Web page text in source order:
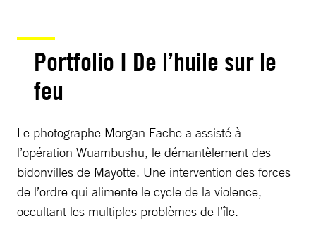
Portfolio I De l’huile sur le
feu
Le photographe Morgan Fache a assisté à
l’opération Wuambushu, le démantèlement des
bidonvilles de Mayotte. Une intervention des forces
de l’ordre qui alimente le cycle de la violence,
occultant les multiples problèmes de l’île.